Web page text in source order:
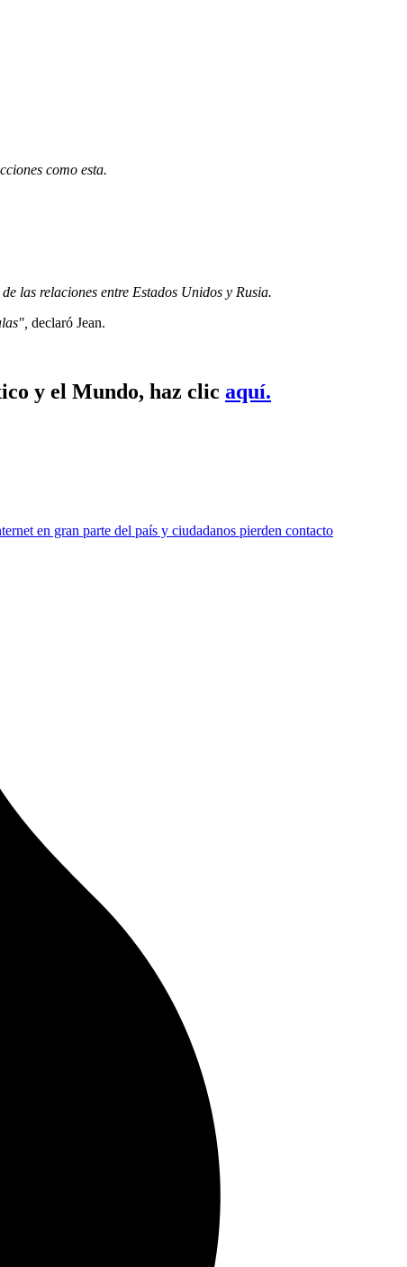
como esta.
las relaciones entre Estados Unidos y Rusia.
declaró Jean.
y el Mundo, haz clic aquí.
en gran parte del país y ciudadanos pierden contacto